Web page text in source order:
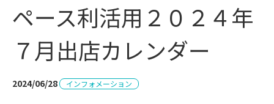
実績・事例紹介
会社紹介
ペース利活用２０２４年
７月出店カレンダー
2024/06/28 インフォメーション